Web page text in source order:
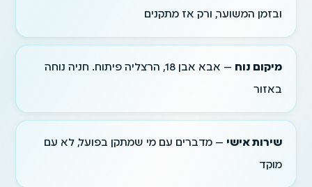
ובזמן המשוער, ורק אז מתקנים
מיקום נוח
— אבא אבן 18, הרצליה פיתוח. חניה נוחה
באזור
שירות אישי — מדברים עם מי שמתקן בפועל, לא עם
מוקד